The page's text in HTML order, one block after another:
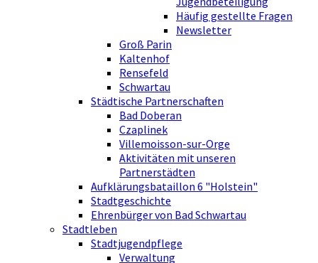
Häufig gestellte Fragen
Newsletter
Groß Parin
Kaltenhof
Rensefeld
Schwartau
Städtische Partnerschaften
Bad Doberan
Czaplinek
Villemoisson-sur-Orge
Aktivitäten mit unseren
Partnerstädten
Aufklärungsbataillon 6 "Holstein"
Stadtgeschichte
Ehrenbürger von Bad Schwartau
Stadtleben
Stadtjugendpflege
Verwaltung